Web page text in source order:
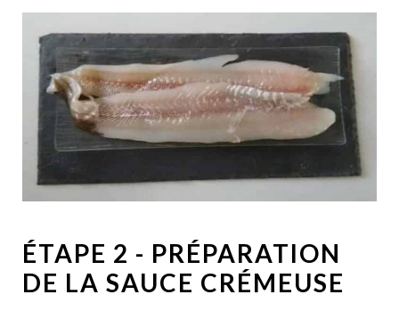
ÉTAPE 2 - PRÉPARATION
DE LA SAUCE CRÉMEUSE